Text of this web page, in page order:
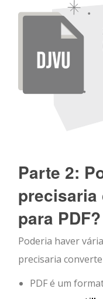
Parte 2:
precisaria
para PDF?
Poderia haver
precisaria
PDF é um